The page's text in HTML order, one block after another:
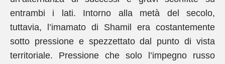
entrambi i lati. Intorno alla metà del secolo,
tuttavia, l’imamato di Shamil era costantemente
sotto pressione e spezzettato dal punto di vista
territoriale. Pressione che solo l’impegno russo